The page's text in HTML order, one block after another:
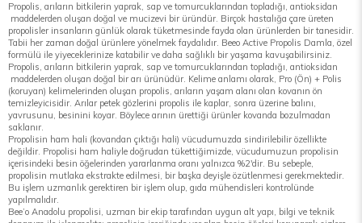
Propolis, arıların bitkilerin yaprak, sap ve tomurcuklarından topladığı, antioksidan
maddelerden oluşan doğal ve mucizevi bir üründür. Birçok hastalığa çare üreten
propolisler insanların günlük olarak tüketmesinde fayda olan ürünlerden bir tanesidir.
Tabii her zaman doğal ürünlere yönelmek faydalıdır. Beeo Active Propolis Damla, özel
formülü ile yiyeceklerinize katabilir ve daha sağlıklı bir yaşama kavuşabilirsiniz.
Propolis, arıların bitkilerin yaprak, sap ve tomurcuklarından topladığı, antioksidan
maddelerden oluşan doğal bir arı ürünüdür. Kelime anlamı olarak, Pro (Ön) + Polis
(koruyan) kelimelerinden oluşan propolis, arıların yaşam alanı olan kovanın ön
temizleyicisidir. Arılar petek gözlerini propolis ile kaplar, sonra üzerine balını,
yavrusunu, besinini koyar. Böylece arının ürettiği ürünler kovanda bozulmadan
saklanır.
Propolisin ham hali (kovandan çıktığı hali) vücudumuzda sindirilebilir özellikte
değildir. Propolisi ham haliyle doğrudan tükettiğimizde, vücudumuzun propolisin
içerisindeki besin öğelerinden yararlanma oranı yalnızca %2'dir. Bu sebeple,
propolisin mutlaka ekstrakte edilmesi, bir başka deyişle özütlenmesi gerekmektedir.
Bu işlem uzmanlık gerektiren bir işlem olup, gıda mühendisleri kontrolünde
yapılmalıdır.
Bee’o Anadolu propolisi, uzman bir ekip tarafından uygun alt yapı, bilgi ve teknik